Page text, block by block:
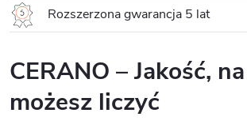
Rozszerzona gwarancja 5 lat
CERANO – Jakość,
możesz liczyć